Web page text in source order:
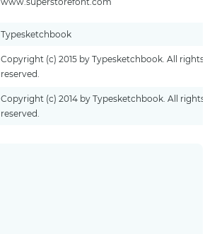
Typesketchbook
Copyright (c) 2015 by Typesketchbook. All rights
reserved.
Copyright (c) 2014 by Typesketchbook. All rights
reserved.